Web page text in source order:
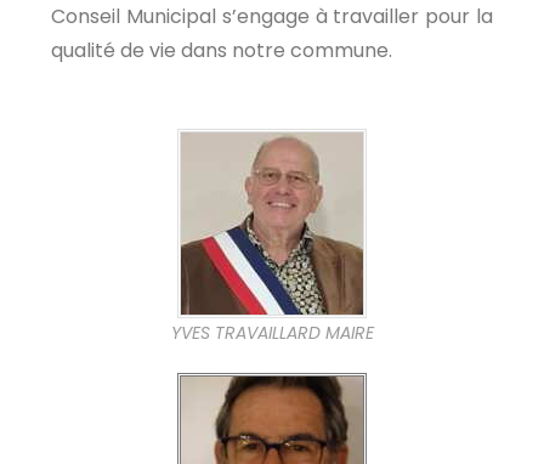
Conseil Municipal s’engage à travailler pour la
qualité de vie dans notre commune.
YVES TRAVAILLARD MAIRE